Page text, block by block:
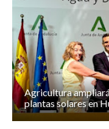
Agricultura
plantas solares en